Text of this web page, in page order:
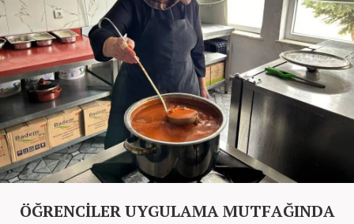
ÖĞRENCİLER UYGULAMA MUTFAĞINDA